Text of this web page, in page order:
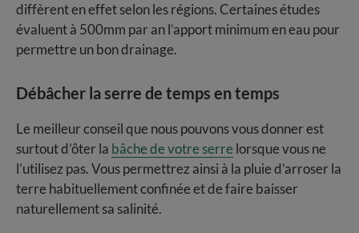
diffèrent en effet selon les régions. Certaines études
évaluent à 500mm par an l’apport minimum en eau pour
permettre un bon drainage.
Débâcher la serre de temps en temps
Le meilleur conseil que nous pouvons vous donner est
surtout d’ôter la bâche de votre serre lorsque vous ne
l’utilisez pas. Vous permettrez ainsi à la pluie d’arroser la
terre habituellement confinée et de faire baisser
naturellement sa salinité.